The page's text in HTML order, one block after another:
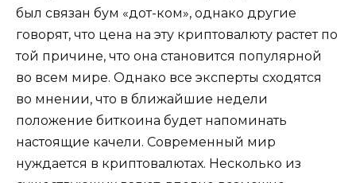
был связан бум «дот-ком», однако другие
говорят, что цена на эту криптовалюту растет по
той причине, что она становится популярной
во всем мире. Однако все эксперты сходятся
во мнении, что в ближайшие недели
положение биткоина будет напоминать
настоящие качели. Современный мир
нуждается в криптовалютах. Несколько из